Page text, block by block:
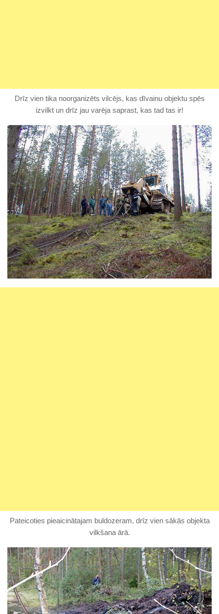
Drīz vien tika noorganizēts vilcējs, kas dīvainu objektu spēs
izvilkt un drīz jau varēja saprast, kas tad tas ir!
Pateicoties pieaicinātajam buldozeram, drīz vien sākās objekta
vilkšana ārā.